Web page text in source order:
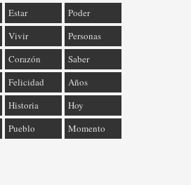
Estar
Poder
Vivir
Personas
Corazón
Saber
Felicidad
Años
Historia
Hoy
Pueblo Momento